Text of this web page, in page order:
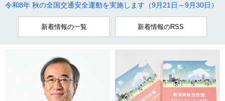
令和8年 秋の全国交通安全運動を実施します（9月21日～9月30日）
新着情報の一覧 新着情報のRSS